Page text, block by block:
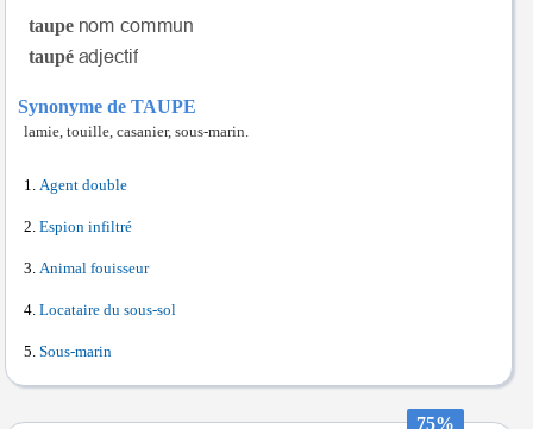
taupe
taupé
Synonyme de TAUPE
lamie, touille, casanier, sous-marin.
Agent double
Espion infiltré
Animal fouisseur
Locataire du sous-sol
Sous-marin
75%